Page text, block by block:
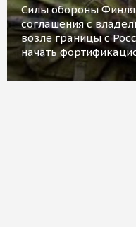
Силы обороны
соглашения с
возле границы с
начать